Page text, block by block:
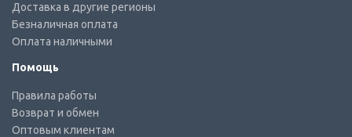
Доставка в другие регионы
Безналичная оплата
Оплата наличными
Помощь
Правила работы
Возврат и обмен
Оптовым клиентам